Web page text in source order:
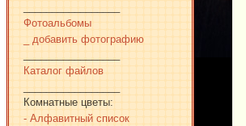
Фотоальбомы
_ добавить фотографию
Каталог файлов
Комнатные цветы:
- Алфавитный список